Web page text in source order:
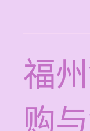
福
购